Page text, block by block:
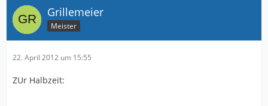
Grillemeier
Meister
22. April 2012 um 15:55
ZUr Halbzeit: